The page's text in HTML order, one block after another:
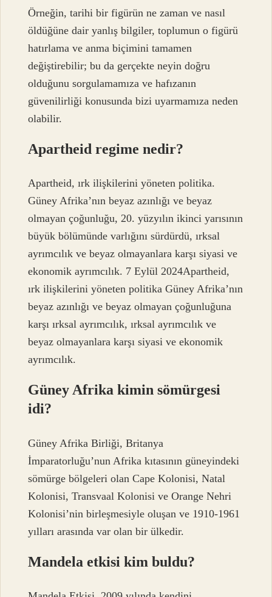
Örneğin, tarihi bir figürün ne zaman ve nasıl
öldüğüne dair yanlış bilgiler, toplumun o figürü
hatırlama ve anma biçimini tamamen
değiştirebilir; bu da gerçekte neyin doğru
olduğunu sorgulamamıza ve hafızanın
güvenilirliği konusunda bizi uyarmamıza neden
olabilir.
Apartheid regime nedir?
Apartheid, ırk ilişkilerini yöneten politika.
Güney Afrika’nın beyaz azınlığı ve beyaz
olmayan çoğunluğu, 20. yüzyılın ikinci yarısının
büyük bölümünde varlığını sürdürdü, ırksal
ayrımcılık ve beyaz olmayanlara karşı siyasi ve
ekonomik ayrımcılık. 7 Eylül 2024Apartheid,
ırk ilişkilerini yöneten politika Güney Afrika’nın
beyaz azınlığı ve beyaz olmayan çoğunluğuna
karşı ırksal ayrımcılık, ırksal ayrımcılık ve
beyaz olmayanlara karşı siyasi ve ekonomik
ayrımcılık.
Güney Afrika kimin sömürgesi
idi?
Güney Afrika Birliği, Britanya
İmparatorluğu’nun Afrika kıtasının güneyindeki
sömürge bölgeleri olan Cape Kolonisi, Natal
Kolonisi, Transvaal Kolonisi ve Orange Nehri
Kolonisi’nin birleşmesiyle oluşan ve 1910-1961
yılları arasında var olan bir ülkedir.
Mandela etkisi kim buldu?